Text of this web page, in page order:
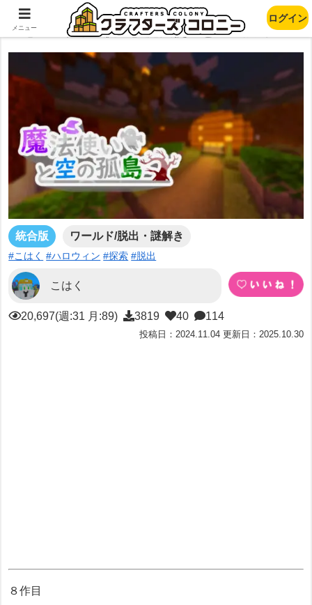
【ハロウィン脱出】魔法使いと空の孤島
統合版 ワールド/脱出・謎解き
#こはく #ハロウィン #探索 #脱出
こはく
20,697(週:31 月:89) 3819 40 114
投稿日：2024.11.04 更新日：2025.10.30
８作目
メニュー
ログイン